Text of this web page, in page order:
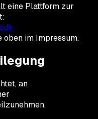
eine Plattform zur
oben im Impressum.
an